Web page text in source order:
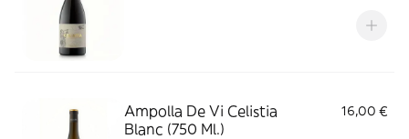
Ampolla De Vi Celistia
Blanc (750 Ml.)
16,00 €